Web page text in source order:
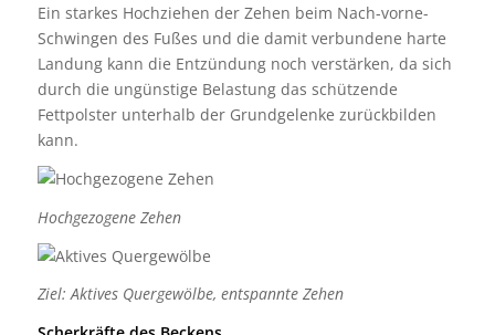
Ein starkes Hochziehen der Zehen beim Nach-vorne-
Schwingen des Fußes und die damit verbundene harte
Landung kann die Entzündung noch verstärken, da sich
durch die ungünstige Belastung das schützende
Fettpolster unterhalb der Grundgelenke zurückbilden
kann.
Hochgezogene Zehen
Ziel: Aktives Quergewölbe, entspannte Zehen